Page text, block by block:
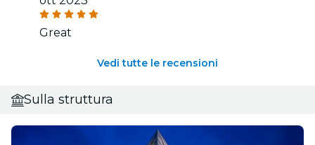
Great
Vedi tutte le recensioni
Sulla struttura